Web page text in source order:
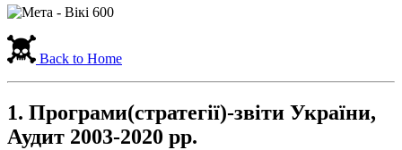
Back to Home
1. Програми(стратегії)-звіти України,
Аудит 2003-2020 рр.